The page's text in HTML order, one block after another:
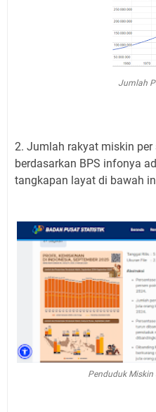
Jumlah
2. Jumlah rakyat miskin per
berdasarkan BPS infonya
tangkapan layat di bawah
Penduduk Miskin